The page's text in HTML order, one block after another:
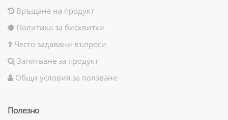
Връщане на продукт
Политика за бисквитки
Често задавани въпроси
Запитване за продукт
Общи условия за ползване
Полезно